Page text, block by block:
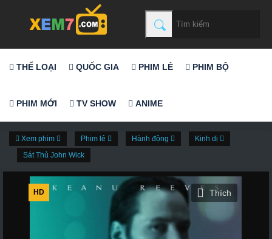
THỂ LOẠI QUỐC GIA PHIM LẺ PHIM BỘ
PHIM MỚI TV SHOW ANIME
Xem phim Phim lẻ Hành động
Kinh dị
Sát Thủ John Wick
HD